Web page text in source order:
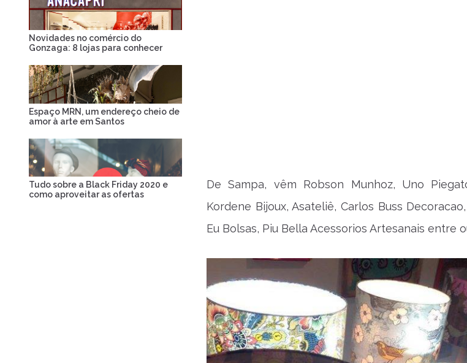
De Sampa, vêm Robson Munhoz, Uno
Kordene Bijoux, Asateliê, Carlos Buss
Eu Bolsas, Piu Bella Acessorios Artesanais entre
Novidades no comércio do
Gonzaga: 8 lojas para conhecer
Espaço MRN, um endereço cheio de
amor à arte em Santos
Tudo sobre a Black Friday 2020 e
como aproveitar as ofertas